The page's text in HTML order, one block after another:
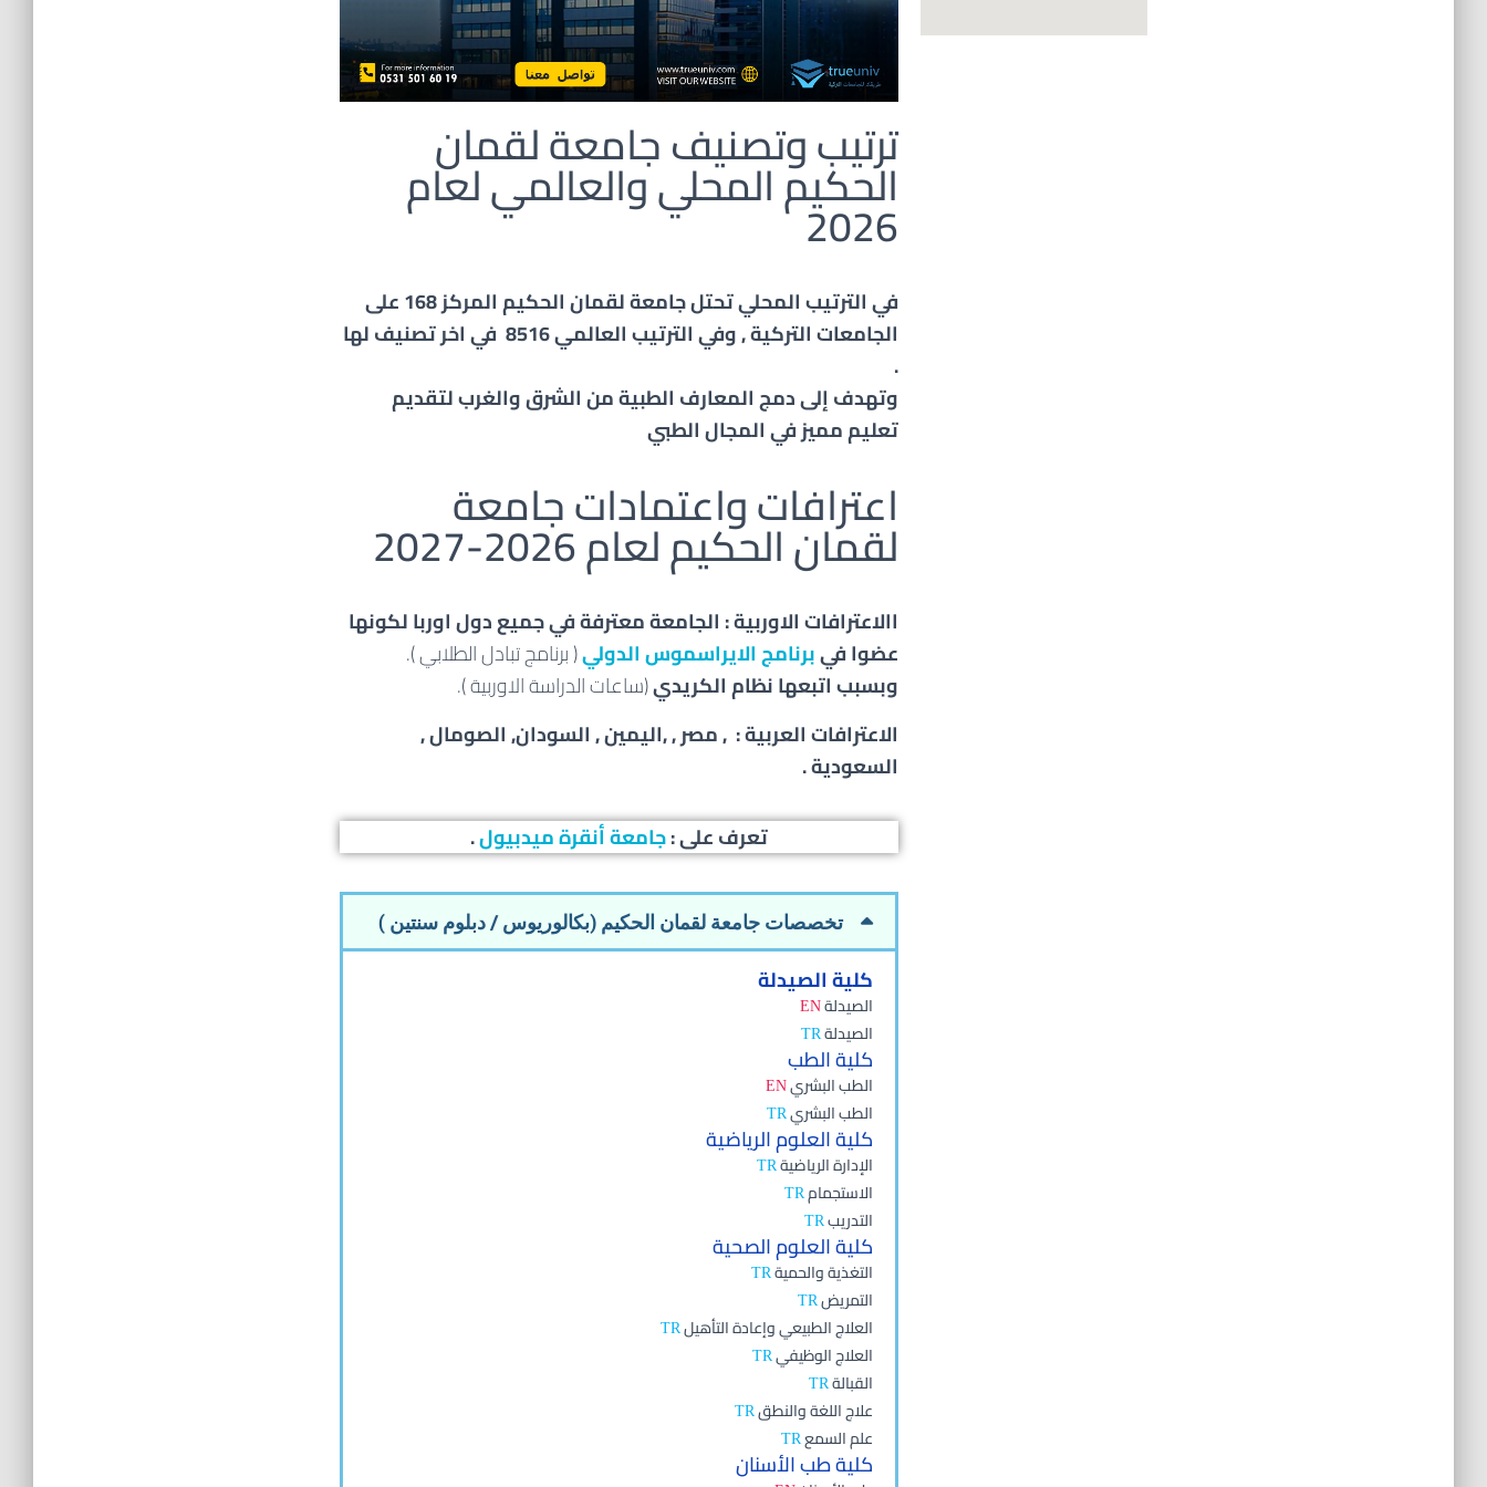
ترتيب وتصنيف جامعة لقمان
الحكيم المحلي والعالمي لعام
2026
في الترتيب المحلي تحتل جامعة لقمان الحكيم المركز 168 على
الجامعات التركية , وفي الترتيب العالمي 8516 في اخر تصنيف لها
.
وتهدف إلى دمج المعارف الطبية من الشرق والغرب لتقديم
تعليم مميز في المجال الطبي
اعترافات واعتمادات جامعة
لقمان الحكيم لعام 2026-2027
االاعترافاتالاوربية : الجامعة معترفة في جميع دول اوربا لكونها
عضوا فيبرنامج الايراسموس الدولي( برنامج تبادل الطلابي ).
وبسبب اتبعها نظام الكريدي(ساعات الدراسة الاوربية ).
الاعترافات العربية : , مصر , ,اليمين , السودان, الصومال ,
السعودية .
تعرف على :جامعة أنقرة ميدبيول.
تخصصات جامعة لقمان الحكيم (بكالوريوس / دبلوم سنتين )
كلية الصيدلة
الصيدلة EN
الصيدلة TR
كلية الطب
الطب البشري EN
الطب البشري TR
كلية العلوم الرياضية
الإدارة الرياضية TR
الاستجمام TR
التدريب TR
كلية العلوم الصحية
التغذية والحمية TR
التمريض TR
العلاج الطبيعي وإعادة التأهيل TR
العلاج الوظيفي TR
القبالة TR
علاج اللغة والنطق TR
علم السمع TR
كلية طب الأسنان